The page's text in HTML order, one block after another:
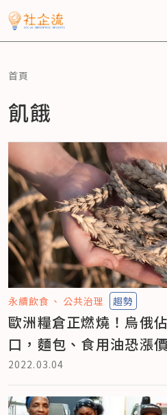
首頁
飢餓
永續飲食 公共治理 趨勢
歐洲糧倉正燃燒！烏俄
口，麵包、食用油恐漲價
2022.03.04